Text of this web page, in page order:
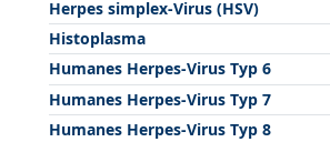
Herpes simplex-Virus (HSV)
Histoplasma
Humanes Herpes-Virus Typ 6
Humanes Herpes-Virus Typ 7
Humanes Herpes-Virus Typ 8